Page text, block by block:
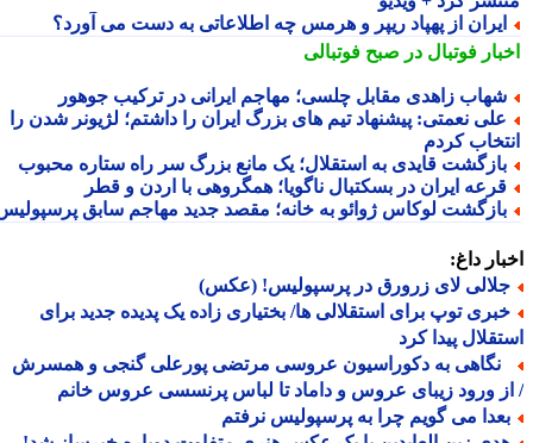
از پهپاد ریپر و هرمس چه اطلاعاتی به دست می آورد؟
فوتبال در صبح فوتبالی
زاهدی مقابل چلسی؛ مهاجم ایرانی در ترکیب جوهور
نعمتی: پیشنهاد تیم های بزرگ ایران را داشتم؛ لژیونر شدن را
کردم
قایدی به استقلال؛ یک مانع بزرگ سر راه ستاره محبوب
ایران در بسکتبال ناگویا؛ همگروهی با اردن و قطر
لوکاس ژوائو به خانه؛ مقصد جدید مهاجم سابق پرسپولیس
داغ:
لای زرورق در پرسپولیس! (عکس)
توپ برای استقلالی ها/ بختیاری زاده یک پدیده جدید برای
پیدا کرد
به دکوراسیون عروسی مرتضی پورعلی گنجی و همسرش
ورود زیبای عروس و داماد تا لباس پرنسسی عروس خانم
می گویم چرا به پرسپولیس نرفتم